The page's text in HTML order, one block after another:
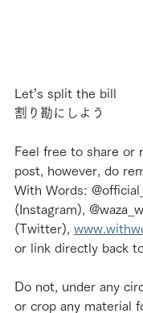
Let’s split the bill
割り勘にしよう
Feel free to share or
post, however, do
With Words:
(Instagram),
(Twitter),
or link directly back
Do not, under any
or crop any material